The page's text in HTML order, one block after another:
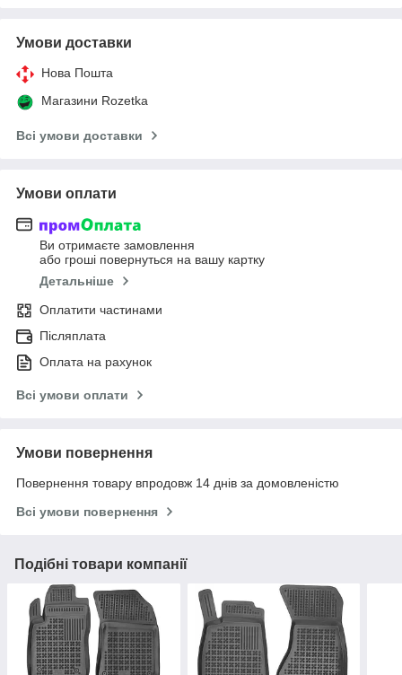
Умови доставки
Нова Пошта
Магазини Rozetka
Всі умови доставки
Умови оплати
Ви отримаєте замовлення
або гроші повернуться на вашу картку
Детальніше
Оплатити частинами
Післяплата
Оплата на рахунок
Всі умови оплати
Умови повернення
Повернення товару впродовж 14 днів за домовленістю
Всі умови повернення
Подібні товари компанії